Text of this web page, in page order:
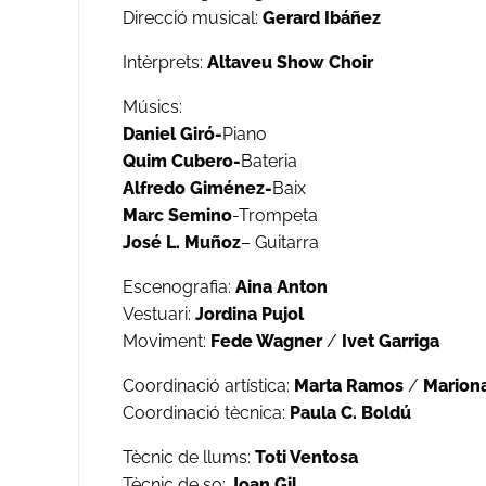
Direcció musical: Gerard Ibáñez
Intèrprets: Altaveu Show Choir
Músics:
Daniel Giró-Piano
Quim Cubero-Bateria
Alfredo Giménez-Baix
Marc Semino-Trompeta
José L. Muñoz– Guitarra
Escenografia: Aina Anton
Vestuari: Jordina Pujol
Moviment: Fede Wagner/ Ivet Garriga
Coordinació artística: Marta Ramos /
Coordinació tècnica: Paula C. Boldú
Tècnic de llums: Toti Ventosa